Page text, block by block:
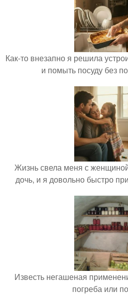
Как-то внезапно я решила
и помыть посуду без
Жизнь свела меня с
дочь, и я довольно быстро
Известь негашеная
погреба или